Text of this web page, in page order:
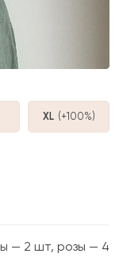
XL (+100%)
— 2 шт, розы — 4